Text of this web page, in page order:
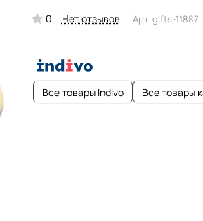
0 Нет отзывов Арт. gifts-11887
Все товары Indivo Все товары